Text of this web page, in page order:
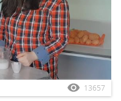
13657